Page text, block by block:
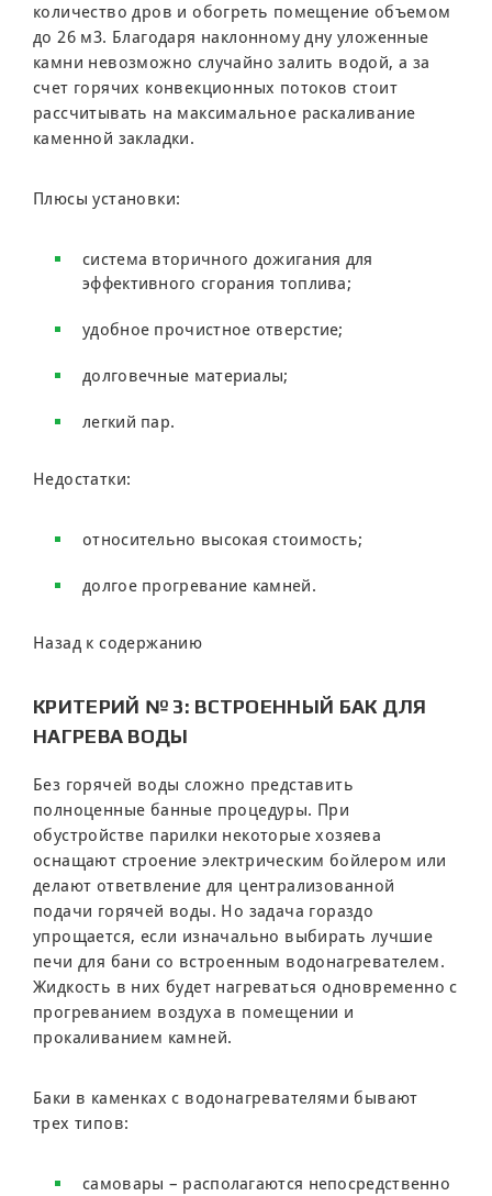
количество дров и обогреть помещение объемом
до 26 м3. Благодаря наклонному дну уложенные
камни невозможно случайно залить водой, а за
счет горячих конвекционных потоков стоит
рассчитывать на максимальное раскаливание
каменной закладки.
Плюсы установки:
система вторичного дожигания для
эффективного сгорания топлива;
удобное прочистное отверстие;
долговечные материалы;
легкий пар.
Недостатки:
относительно высокая стоимость;
долгое прогревание камней.
Назад к содержанию
КРИТЕРИЙ № 3: ВСТРОЕННЫЙ БАК ДЛЯ
НАГРЕВА ВОДЫ
Без горячей воды сложно представить
полноценные банные процедуры. При
обустройстве парилки некоторые хозяева
оснащают строение электрическим бойлером или
делают ответвление для централизованной
подачи горячей воды. Но задача гораздо
упрощается, если изначально выбирать лучшие
печи для бани со встроенным водонагревателем.
Жидкость в них будет нагреваться одновременно с
прогреванием воздуха в помещении и
прокаливанием камней.
Баки в каменках с водонагревателями бывают
трех типов:
самовары – располагаются непосредственно